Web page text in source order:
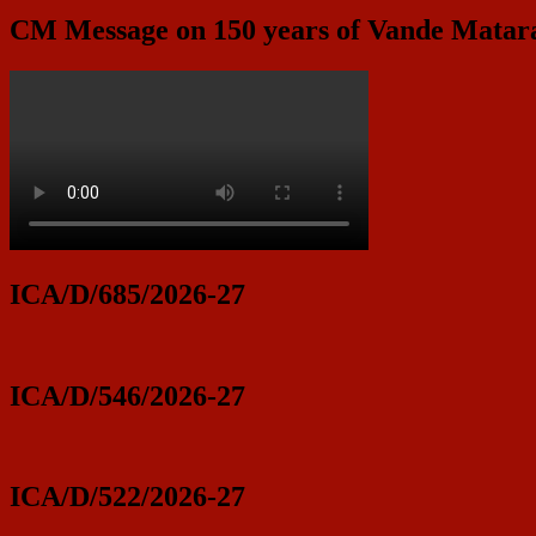
CM Message on 150 years of Vande
ICA/D/685/2026-27
ICA/D/546/2026-27
ICA/D/522/2026-27